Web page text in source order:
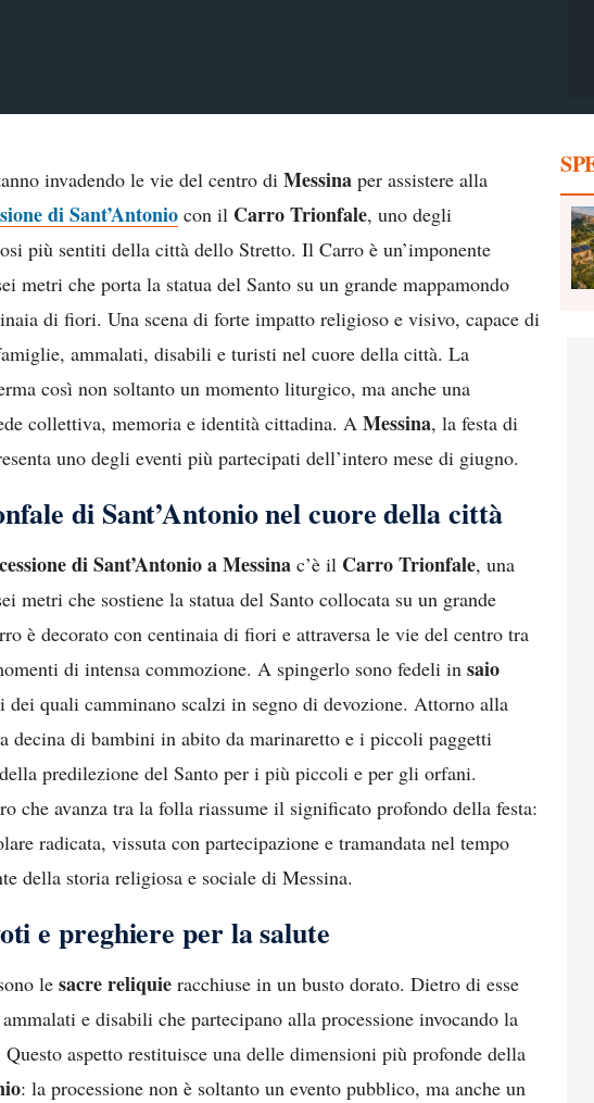
invadendo le vie del centro di Messina per assistere alla
di Sant’Antonio con il Carro Trionfale, uno degli
più sentiti della città dello Stretto. Il Carro è un’imponente
metri che porta la statua del Santo su un grande mappamondo
di fiori. Una scena di forte impatto religioso e visivo, capace di
ammalati, disabili e turisti nel cuore della città. La
così non soltanto un momento liturgico, ma anche una
collettiva, memoria e identità cittadina. A Messina, la festa di
uno degli eventi più partecipati dell’intero mese di giugno.
di Sant’Antonio nel cuore della città
di Sant’Antonio a Messina c’è il Carro Trionfale, una
metri che sostiene la statua del Santo collocata su un grande
è decorato con centinaia di fiori e attraversa le vie del centro tra
di intensa commozione. A spingerlo sono fedeli in saio
dei quali camminano scalzi in segno di devozione. Attorno alla
decina di bambini in abito da marinaretto e i piccoli paggetti
predilezione del Santo per i più piccoli e per gli orfani.
che avanza tra la folla riassume il significato profondo della festa:
radicata, vissuta con partecipazione e tramandata nel tempo
della storia religiosa e sociale di Messina.
e preghiere per la salute
le sacre reliquie racchiuse in un busto dorato. Dietro di esse
e disabili che partecipano alla processione invocando la
aspetto restituisce una delle dimensioni più profonde della
: la processione non è soltanto un evento pubblico, ma anche un